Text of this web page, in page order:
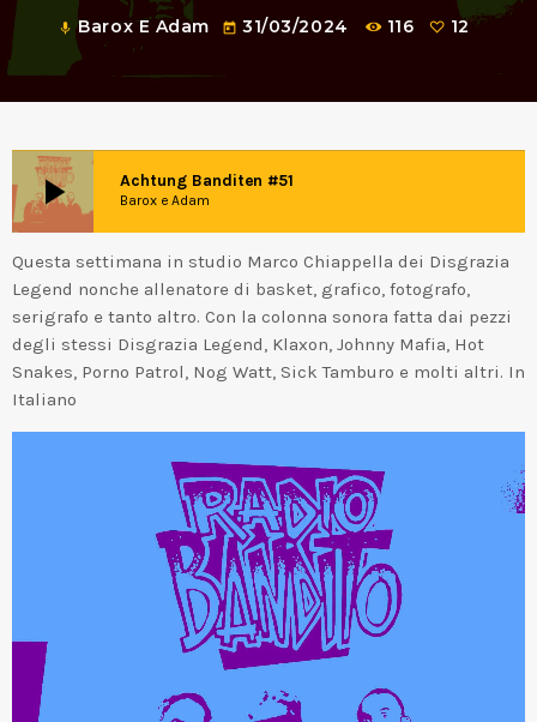
mic Barox E Adam today 31/03/2024 116 12
play_arrow Achtung Banditen #51
Barox e Adam
Questa settimana in studio Marco Chiappella dei Disgrazia
Legend nonche allenatore di basket, grafico, fotografo,
serigrafo e tanto altro. Con la colonna sonora fatta dai pezzi
degli stessi Disgrazia Legend, Klaxon, Johnny Mafia, Hot
Snakes, Porno Patrol, Nog Watt, Sick Tamburo e molti altri. In
Italiano